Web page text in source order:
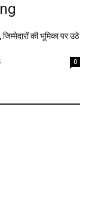
की भूमिका पर उठे
0